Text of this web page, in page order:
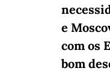
e
com os
bom